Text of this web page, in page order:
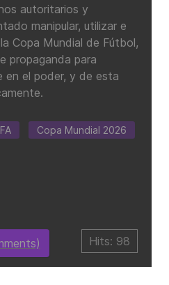
autoritarios y
manipular, utilizar e
Copa Mundial de Fútbol,
propaganda para
en el poder, y de esta
Copa Mundial 2026
Hits: 98